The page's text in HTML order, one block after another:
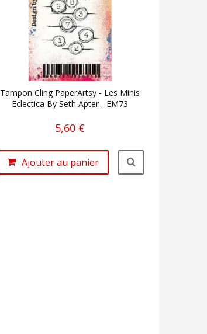
Tampon Cling PaperArtsy - Les Minis
Eclectica By Seth Apter - EM73
5,60 €
Ajouter au panier